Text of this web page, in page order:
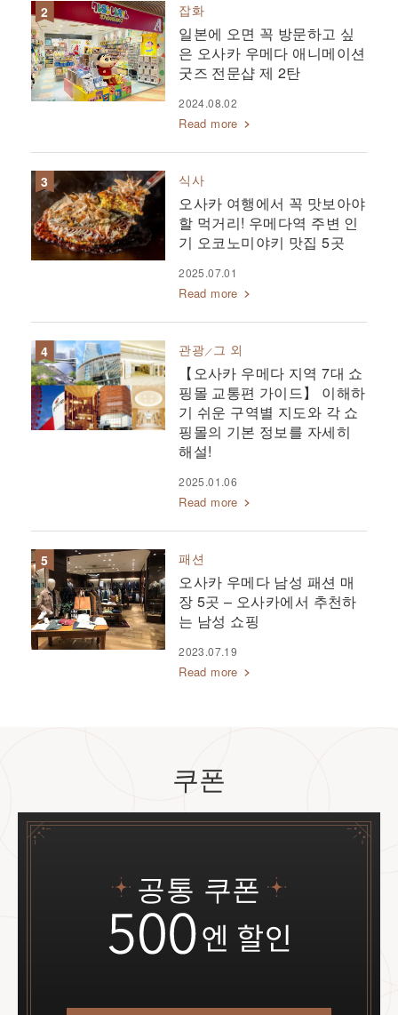
잡화
일본에 오면 꼭 방문하고 싶
은 오사카 우메다 애니메이션
굿즈 전문샵 제 2탄
2024.08.02
Read more
식사
오사카 여행에서 꼭 맛보아야
할 먹거리! 우메다역 주변 인
기 오코노미야키 맛집 5곳
2025.07.01
Read more
관광 그 외
【오사카 우메다 지역 7대 쇼
핑몰 교통편 가이드】 이해하
기 쉬운 구역별 지도와 각 쇼
핑몰의 기본 정보를 자세히
해설!
2025.01.06
Read more
패션
오사카 우메다 남성 패션 매
장 5곳 – 오사카에서 추천하
는 남성 쇼핑
2023.07.19
Read more
쿠폰
공통 쿠폰